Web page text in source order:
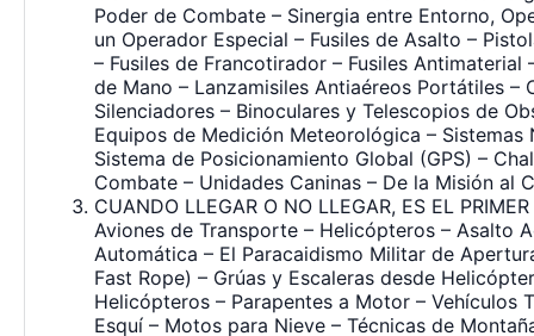
Poder de Combate – Sinergia entre Entorno,
un Operador Especial – Fusiles de Asalto –
– Fusiles de Francotirador – Fusiles
de Mano – Lanzamisiles Antiaéreos Portátiles
Silenciadores – Binoculares y Telescopios de
Equipos de Medición Meteorológica –
Sistema de Posicionamiento Global (GPS) –
Combate – Unidades Caninas – De la Misión al
CUANDO LLEGAR O NO LLEGAR, ES EL
Aviones de Transporte – Helicópteros – Asalto
Automática – El Paracaidismo Militar de
Fast Rope) – Grúas y Escaleras desde
Helicópteros – Parapentes a Motor – Vehículos
Esquí – Motos para Nieve – Técnicas de